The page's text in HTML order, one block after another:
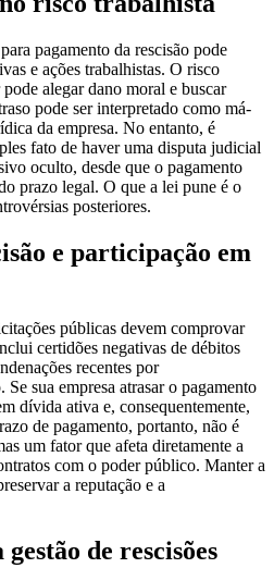
pagamento da rescisão pode
e ações trabalhistas. O risco
alegar dano moral e buscar
pode ser interpretado como má-
da empresa. No entanto, é
fato de haver uma disputa judicial
oculto, desde que o pagamento
prazo legal. O que a lei pune é o
posteriores.
e participação em
públicas devem comprovar
certidões negativas de débitos
recentes por
sua empresa atrasar o pagamento
dívida ativa e, consequentemente,
de pagamento, portanto, não é
um fator que afeta diretamente a
com o poder público. Manter a
a reputação e a
de rescisões